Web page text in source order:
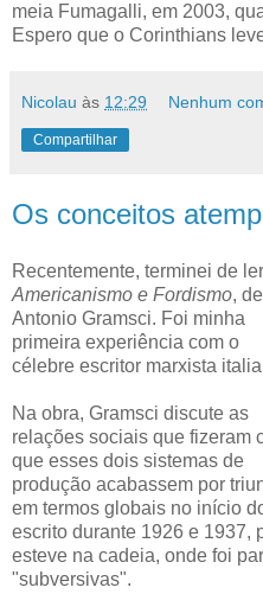
meia Fumagalli, em 2003,
Espero que o Corinthians
Nicolau às 12:29 Nenhum
Compartilhar
Os conceitos
Recentemente, terminei de ler
Americanismo e Fordismo, de
Antonio Gramsci. Foi minha
primeira experiência com o
célebre escritor marxista
Na obra, Gramsci discute as
relações sociais que fizeram
que esses dois sistemas de
produção acabassem por
em termos globais no início
escrito durante 1926 e 1937,
esteve na cadeia, onde foi
"subversivas".